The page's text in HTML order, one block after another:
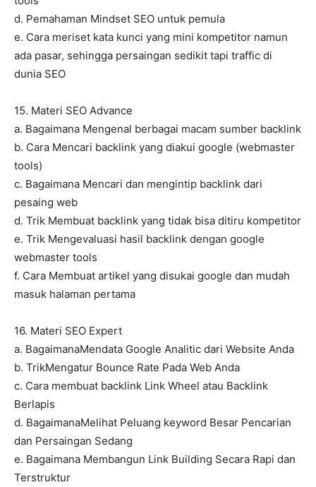
d. Pemahaman Mindset SEO untuk pemula
e. Cara meriset kata kunci yang mini kompetitor namun
ada pasar, sehingga persaingan sedikit tapi traffic di
dunia SEO
15. Materi SEO Advance
a. Bagaimana Mengenal berbagai macam sumber backlink
b. Cara Mencari backlink yang diakui google (webmaster
tools)
c. Bagaimana Mencari dan mengintip backlink dari
pesaing web
d. Trik Membuat backlink yang tidak bisa ditiru kompetitor
e. Trik Mengevaluasi hasil backlink dengan google
webmaster tools
f. Cara Membuat artikel yang disukai google dan mudah
masuk halaman pertama
16. Materi SEO Expert
a. BagaimanaMendata Google Analitic dari Website Anda
b. TrikMengatur Bounce Rate Pada Web Anda
c. Cara membuat backlink Link Wheel atau Backlink
Berlapis
d. BagaimanaMelihat Peluang keyword Besar Pencarian
dan Persaingan Sedang
e. Bagaimana Membangun Link Building Secara Rapi dan
Terstruktur